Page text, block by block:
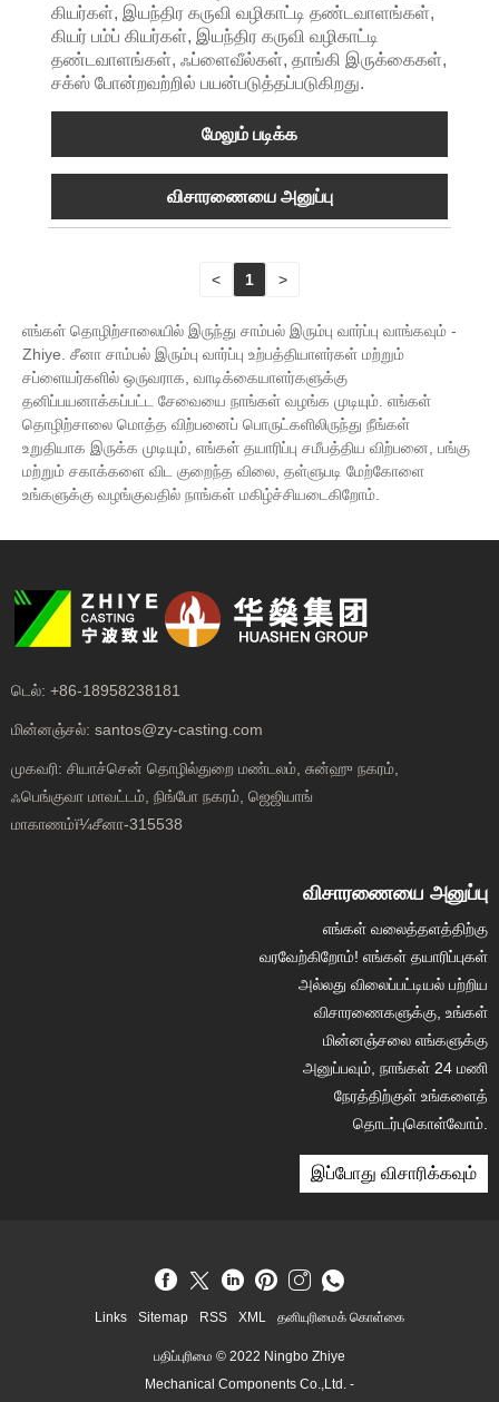
கியர்கள், இயந்திர கருவி வழிகாட்டி தண்டவாளங்கள்,
கியர் பம்ப் கியர்கள், இயந்திர கருவி வழிகாட்டி
தண்டவாளங்கள், ஃப்ளைவீல்கள், தாங்கி இருக்கைகள்,
சக்ஸ் போன்றவற்றில் பயன்படுத்தப்படுகிறது.
மேலும் படிக்க
விசாரணையை அனுப்பு
< 1 >
எங்கள் தொழிற்சாலையில் இருந்து சாம்பல் இரும்பு வார்ப்பு வாங்கவும் -
Zhiye. சீனா சாம்பல் இரும்பு வார்ப்பு உற்பத்தியாளர்கள் மற்றும்
சப்ளையர்களில் ஒருவராக, வாடிக்கையாளர்களுக்கு
தனிப்பயனாக்கப்பட்ட சேவையை நாங்கள் வழங்க முடியும். எங்கள்
தொழிற்சாலை மொத்த விற்பனைப் பொருட்களிலிருந்து நீங்கள்
உறுதியாக இருக்க முடியும், எங்கள் தயாரிப்பு சமீபத்திய விற்பனை, பங்கு
மற்றும் சகாக்களை விட குறைந்த விலை, தள்ளுபடி மேற்கோளை
உங்களுக்கு வழங்குவதில் நாங்கள் மகிழ்ச்சியடைகிறோம்.
டெல்: +86-18958238181
மின்னஞ்சல்: santos@zy-casting.com
முகவரி: சியாச்சென் தொழில்துறை மண்டலம், சுன்ஹு நகரம்,
ஃபெங்குவா மாவட்டம், நிங்போ நகரம், ஜெஜியாங்
மாகாணம்ï¼சீனா-315538
விசாரணையை அனுப்பு
எங்கள் வலைத்தளத்திற்கு
வரவேற்கிறோம்! எங்கள் தயாரிப்புகள்
அல்லது விலைப்பட்டியல் பற்றிய
விசாரணைகளுக்கு, உங்கள்
மின்னஞ்சலை எங்களுக்கு
அனுப்பவும், நாங்கள் 24 மணி
நேரத்திற்குள் உங்களைத்
தொடர்புகொள்வோம்.
இப்போது விசாரிக்கவும்
Links Sitemap RSS XML தனியுரிமைக் கொள்கை
பதிப்புரிமை © 2022 Ningbo Zhiye
Mechanical Components Co.,Ltd. -